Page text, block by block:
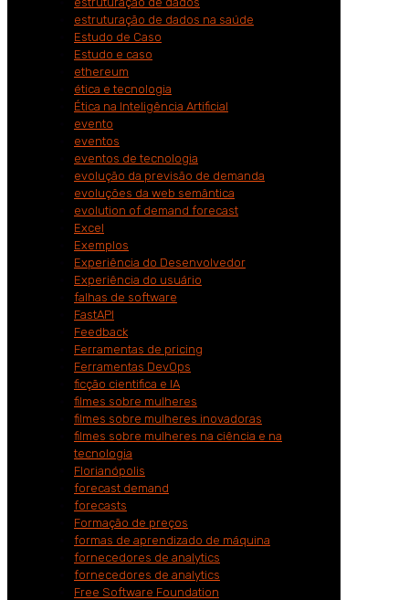
estruturação de dados na saúde
Estudo de Caso
Estudo e caso
ethereum
ética e tecnologia
Ética na Inteligência Artificial
evento
eventos
eventos de tecnologia
evolução da previsão de demanda
evoluções da web semântica
evolution of demand forecast
Excel
Exemplos
Experiência do Desenvolvedor
Experiência do usuário
falhas de software
FastAPI
Feedback
Ferramentas de pricing
Ferramentas DevOps
ficção cientifica e IA
filmes sobre mulheres
filmes sobre mulheres inovadoras
filmes sobre mulheres na ciência e na
tecnologia
Florianópolis
forecast demand
forecasts
Formação de preços
formas de aprendizado de máquina
fornecedores de analytics
fornecedores de analytics
Free Software Foundation